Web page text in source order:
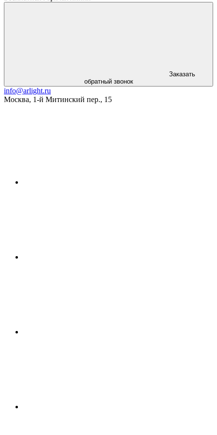
Заказать
обратный звонок
info@arlight.ru
Москва, 1-й Митинский пер., 15